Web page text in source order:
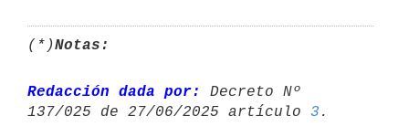
(*)Notas:
Redacción dada por:
Decreto Nº
137/025 de 27/06/2025 artículo 3